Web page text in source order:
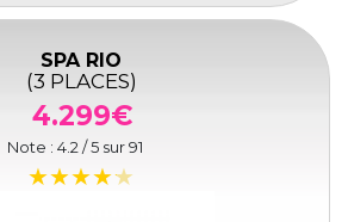
SPA RIO
(3 PLACES)
4.299€
Note : 4.2 / 5 sur91